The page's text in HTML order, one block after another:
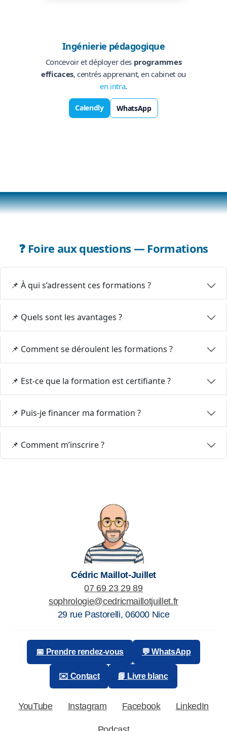
Ingénierie pédagogique
Concevoir et déployer des programmes
efficaces, centrés apprenant, en cabinet ou
en intra.
Calendly WhatsApp
❓ Foire aux questions — Formations
📌 À qui s’adressent ces formations ?
📌 Quels sont les avantages ?
📌 Comment se déroulent les formations ?
📌 Est-ce que la formation est certifiante ?
📌 Puis-je financer ma formation ?
📌 Comment m’inscrire ?
Cédric Maillot-Juillet
07 69 23 29 89
sophrologie@cedricmaillotjuillet.fr
29 rue Pastorelli, 06000 Nice
📅 Prendre rendez-vous 💬 WhatsApp
✉️ Contact 📘 Livre blanc
YouTube Instagram Facebook LinkedIn